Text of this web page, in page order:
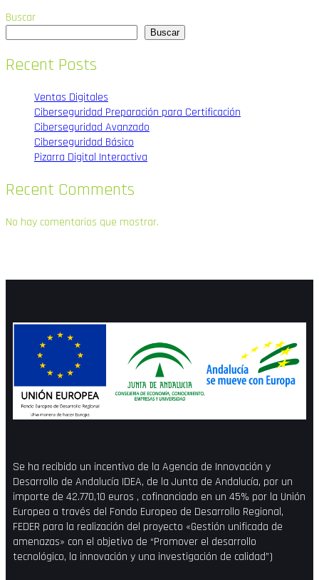
Buscar
Buscar
Recent Posts
Ventas Digitales
Ciberseguridad Preparación para Certificación
Ciberseguridad Avanzado
Ciberseguridad Básico
Pizarra Digital Interactiva
Recent Comments
No hay comentarios que mostrar.
Se ha recibido un incentivo de la Agencia de Innovación y
Desarrollo de Andalucía IDEA, de la Junta de Andalucía, por un
importe de 42.770,10 euros , cofinanciado en un 45% por la Unión
Europea a través del Fondo Europeo de Desarrollo Regional,
FEDER para la realización del proyecto «Gestión unificada de
amenazas» con el objetivo de “Promover el desarrollo
tecnológico, la innovación y una investigación de calidad”)